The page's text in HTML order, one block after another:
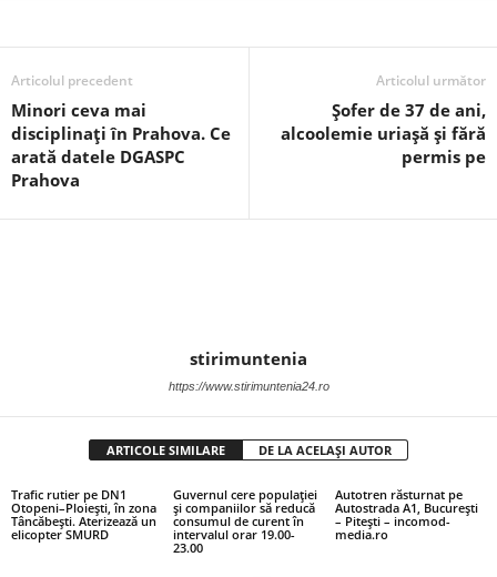
Articolul precedent
Minori ceva mai
disciplinați în Prahova. Ce
arată datele DGASPC
Prahova
Articolul următor
Șofer de 37 de ani,
alcoolemie uriașă și fără
permis pe
stirimuntenia
https://www.stirimuntenia24.ro
ARTICOLE SIMILARE DE LA ACELAȘI AUTOR
Trafic rutier pe DN1
Otopeni–Ploiești, în zona
Tâncăbești. Aterizează un
elicopter SMURD
Guvernul cere populației
și companiilor să reducă
consumul de curent în
intervalul orar 19.00-
23.00
Autotren răsturnat pe
Autostrada A1, București
– Pitești – incomod-
media.ro